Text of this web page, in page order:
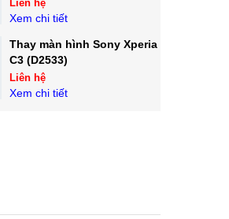
Liên hệ
Xem chi tiết
Thay màn hình Sony Xperia
C3 (D2533)
Liên hệ
Xem chi tiết